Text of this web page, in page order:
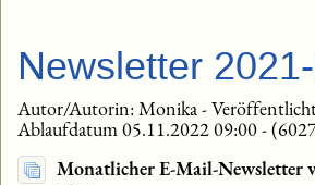
Newsletter
Autor/Autorin: Monika -
Ablaufdatum 05.11.2022 09:00 -
Monatlicher E-Mail-Newsletter